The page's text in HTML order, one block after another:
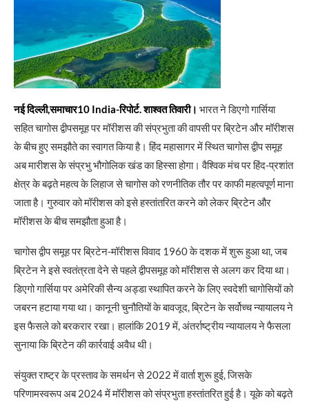
नई दिल्ली,समाचार10 India-रिपोर्ट. शाश्वत तिवारी। भारत ने डिएगो गार्सिया
सहित चागोस द्वीपसमूह पर मॉरीशस की संप्रभुता की वापसी पर ब्रिटेन और मॉरीशस
के बीच हुए समझौते का स्वागत किया है। हिंद महासागर में स्थित चागोस द्वीप समूह
अब मारीशस के संप्रभु भौगोलिक खंड का हिस्सा होगा। वैश्विक मंच पर हिंद-प्रशांत
क्षेत्र के बढ़ते महत्व के लिहाज से चागोस को रणनीतिक तौर पर काफी महत्वपूर्ण माना
जाता है। गुरुवार को मॉरीशस को इसे हस्तांतरित करने को लेकर ब्रिटेन और
मॉरीशस के बीच समझौता हुआ है।
चागोस द्वीप समूह पर ब्रिटेन-मॉरीशस विवाद 1960 के दशक में शुरू हुआ था, जब
ब्रिटेन ने इसे स्वतंत्रता देने से पहले द्वीपसमूह को मॉरीशस से अलग कर दिया था।
डिएगो गार्सिया पर अमेरिकी सैन्य अड्डा स्थापित करने के लिए स्वदेशी चागोसियों को
जबरन हटाया गया था। कानूनी चुनौतियों के बावजूद, ब्रिटेन के सर्वोच्च न्यायालय ने
इस फैसले को बरकरार रखा। हालांकि 2019 में, अंतर्राष्ट्रीय न्यायालय ने फैसला
सुनाया कि ब्रिटेन की कार्रवाई अवैध थी।
संयुक्त राष्ट्र के प्रस्ताव के समर्थन से 2022 में वार्ता शुरू हुई, जिसके
परिणामस्वरूप अब 2024 में मॉरीशस को संप्रभुता हस्तांतरित हुई है। यूके को बढ़ते